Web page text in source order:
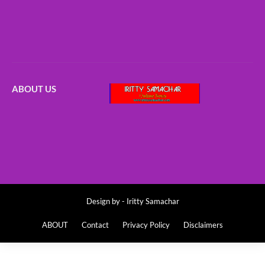
ABOUT US
Design by - Iritty Samachar
ABOUT Contact Privacy Policy Disclaimers